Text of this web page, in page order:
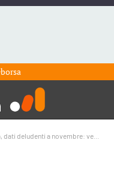
a novembre: vendite e produzione rallentano contro le attese